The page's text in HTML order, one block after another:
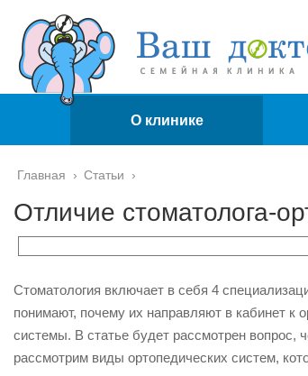
О клинике
Главная › Статьи ›
Отличие стоматолога-
Стоматология включает в себя 4
понимают, почему их направляют в кабинет к
системы. В статье будет рассмотрен вопрос,
рассмотрим виды ортопедических систем,